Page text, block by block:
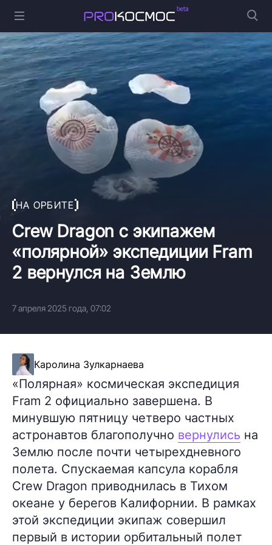
НА ОРБИТЕ
Crew Dragon с экипажем
«полярной» экспедиции Fram
2 вернулся на Землю
7 апреля 2025 года, 07:02
Каролина Зулкарнаева
«Полярная» космическая экспедиция
Fram 2 официально завершена. В
минувшую пятницу четверо частных
астронавтов благополучно вернулись на
Землю после почти четырехдневного
полета. Спускаемая капсула корабля
Crew Dragon приводнилась в Тихом
океане у берегов Калифорнии. В рамках
этой экспедиции экипаж совершил
первый в истории орбитальный полет